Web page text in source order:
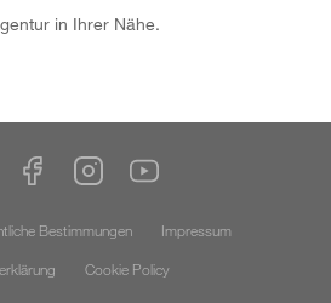
in Ihrer Nähe.
Bestimmungen
Impressum
Cookie Policy